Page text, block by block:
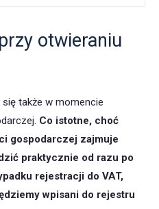
otwieraniu
także w momencie
Co istotne, choć
gospodarczej zajmuje
praktycznie od razu po
rejestracji do VAT,
wpisani do rejestru